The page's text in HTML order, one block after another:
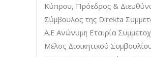
Κύπρου, Πρόεδρος &
Σύμβουλος της Direkta
A.Ε Ανώνυμη Εταιρία
Μέλος Διοικητικού